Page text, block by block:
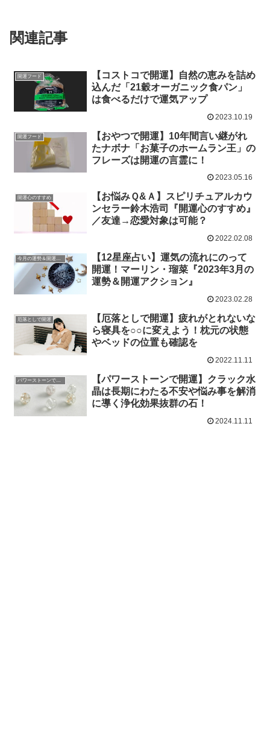
関連記事
開運フード
【コストコで開運】自然の恵みを詰め
込んだ「21穀オーガニック食パン」
は食べるだけで運気アップ
2023.10.19
開運フード
【おやつで開運】10年間言い継がれ
たナボナ「お菓子のホームラン王」の
フレーズは開運の言霊に！
2023.05.16
開運心のすすめ
【お悩みＱ&Ａ】スピリチュアルカウ
ンセラー鈴木浩司『開運心のすすめ』
／友達→恋愛対象は可能？
2022.02.08
今月の運勢＆開運アクション
【12星座占い】運気の流れにのって
開運！マーリン・瑠菜『2023年3月の
運勢＆開運アクション』
2023.02.28
厄落としで開運
【厄落としで開運】疲れがとれないな
ら寝具を○○に変えよう！枕元の状態
やベッドの位置も確認を
2022.11.11
パワーストーンで開運
【パワーストーンで開運】クラック水
晶は長期にわたる不安や悩み事を解消
に導く浄化効果抜群の石！
2024.11.11